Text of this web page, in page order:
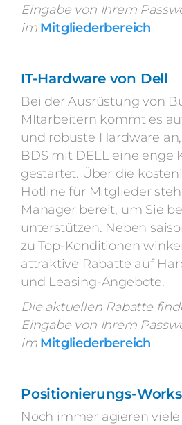
Eingabe von Ihrem
im Mitgliederbereich
IT-Hardware von Dell
Bei der Ausrüstung von
MItarbeitern kommt es
und robuste Hardware
BDS mit DELL eine enge
gestartet. Über die
Hotline für Mitglieder
Manager bereit, um Sie
unterstützen. Neben
zu Top-Konditionen
attraktive Rabatte auf
und Leasing-Angebote.
Die aktuellen Rabatte
Eingabe von Ihrem
im Mitgliederbereich
Positionierungs-
Noch immer agieren